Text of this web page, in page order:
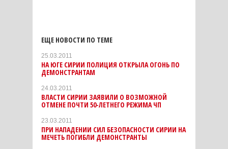
ЕЩЕ НОВОСТИ ПО ТЕМЕ
25.03.2011
НА ЮГЕ СИРИИ ПОЛИЦИЯ ОТКРЫЛА ОГОНЬ ПО
ДЕМОНСТРАНТАМ
24.03.2011
ВЛАСТИ СИРИИ ЗАЯВИЛИ О ВОЗМОЖНОЙ
ОТМЕНЕ ПОЧТИ 50-ЛЕТНЕГО РЕЖИМА ЧП
23.03.2011
ПРИ НАПАДЕНИИ СИЛ БЕЗОПАСНОСТИ СИРИИ НА
МЕЧЕТЬ ПОГИБЛИ ДЕМОНСТРАНТЫ